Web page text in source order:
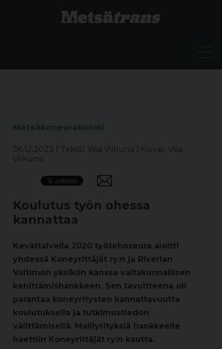
Metsäkoneurakointi
06.12.2023 Teksti: Visa Vilkuna
Kuvat: Visa
Vilkuna
Koulutus työn ohessa
kannattaa
Kevättalvella 2020 työtehoseura aloitti
yhdessä Koneyrittäjät ry:n ja Riverian
Valtimon yksikön kanssa valtakunnallisen
kehittämishankkeen. Sen tavoitteena oli
parantaa koneyritysten kannattavuutta
koulutuksella ja tutkimustiedon
välittämisellä. Malliyrityksiä hankkeelle
haettiin Koneyrittäjät ry:n kautta.